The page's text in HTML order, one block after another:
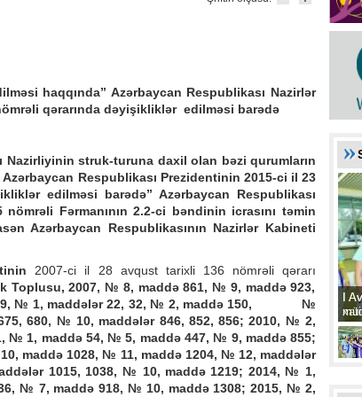
haqqında” Azərbaycan Respublikası Nazirlər
qərarında dəyişikliklər edilməsi barədə
Nazirliyinin struk-turuna daxil olan bəzi qurumların
Respublikası Prezidentinin 2015-ci il 23
edilməsi barədə” Azərbaycan Respublikası
Fərmanının 2.2-ci bəndinin icrasını təmin
Azərbaycan Respublikasının Nazirlər Kabineti
2007-ci il 28 avqust tarixli 136 nömrəli qərarı
Toplusu, 2007, № 8, maddə 861, № 9, maddə 923,
№ 1, maddələr 22, 32, № 2, maddə 150, №
680, № 10, maddələr 846, 852, 856; 2010, № 2,
№ 1, maddə 54, № 5, maddə 447, № 9, maddə 855;
maddə 1028, № 11, maddə 1204, № 12, maddələr
1015, 1038, № 10, maddə 1219; 2014, № 1,
№ 7, maddə 918, № 10, maddə 1308; 2015, № 2,
II